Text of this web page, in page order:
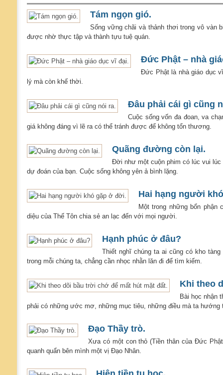
Tám ngọn gió.
Sống vững chãi và thảnh thơi trong vô vàn
được nhờ thực tập và thành tựu tuệ quán.
Đức Phật – nhà
Đức Phật là nhà giáo dục
lý mà còn khế thời.
Đâu phải cái gì cũng
Cuộc sống vốn đa đoan, va
giá không đáng vì lẽ ra có thể tránh được để không tổn thương.
Quãng đường còn lại.
Đời như một cuộn phim có lúc vui lúc
dự đoán của bạn. Cuộc sống không yên ả bình lặng.
Hai hạng người
Một trong những bổn
diệu của Thế Tôn chia sẻ an lạc đến với mọi người.
Hạnh phúc ở đâu?
Thiết nghĩ chúng ta ai cũng có kho
trong mỗi chúng ta, chẳng cần nhọc nhằn lăn đi để tìm kiếm.
Khi theo
Bài học nhận
phải có những ước mơ, những mục tiêu, những điều mà ta hướng
Đạo Thầy trò.
Xưa có một con thỏ (Tiền thân của Ðức
quanh quẩn bên mình một vị Ðạo Nhân.